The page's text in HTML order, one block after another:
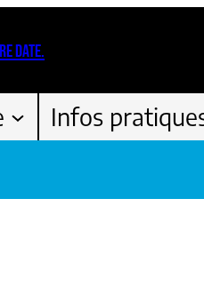
DATE.
Infos